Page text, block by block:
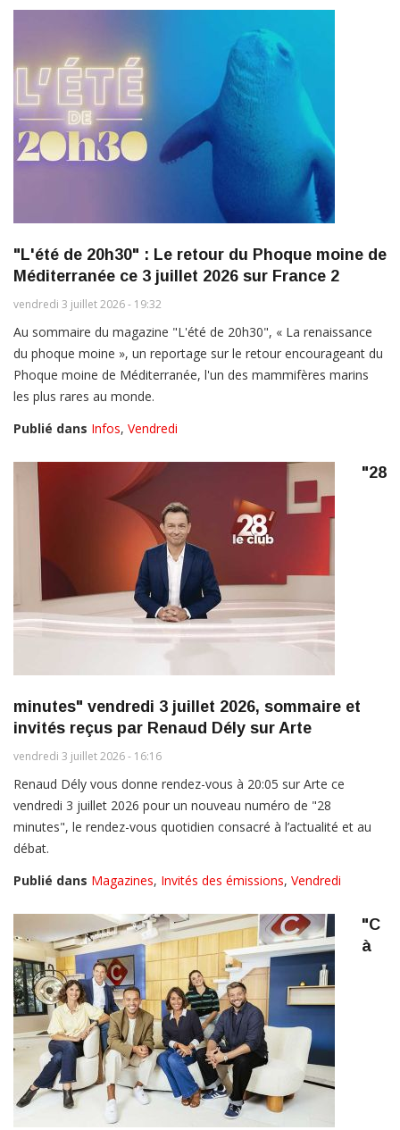
"L'été de 20h30" : Le retour du Phoque moine de
Méditerranée ce 3 juillet 2026 sur France 2
vendredi 3 juillet 2026 - 19:32
Au sommaire du magazine "L'été de 20h30", « La renaissance
du phoque moine », un reportage sur le retour encourageant du
Phoque moine de Méditerranée, l'un des mammifères marins
les plus rares au monde.
Publié dans Infos, Vendredi
"28
minutes" vendredi 3 juillet 2026, sommaire et
invités reçus par Renaud Dély sur Arte
vendredi 3 juillet 2026 - 16:16
Renaud Dély vous donne rendez-vous à 20:05 sur Arte ce
vendredi 3 juillet 2026 pour un nouveau numéro de "28
minutes", le rendez-vous quotidien consacré à l’actualité et au
débat.
Publié dans Magazines, Invités des émissions, Vendredi
"C
à